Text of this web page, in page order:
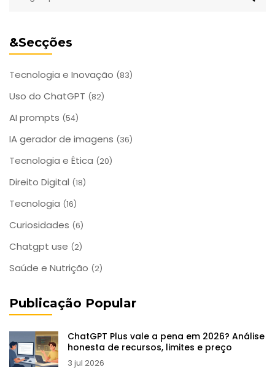
&Secções
Tecnologia e Inovação (83)
Uso do ChatGPT (82)
AI prompts (54)
IA gerador de imagens (36)
Tecnologia e Ética (20)
Direito Digital (18)
Tecnologia (16)
Curiosidades (6)
Chatgpt use (2)
Saúde e Nutrição (2)
Publicação Popular
ChatGPT Plus vale a pena em 2026? Análise
honesta de recursos, limites e preço
3 jul 2026